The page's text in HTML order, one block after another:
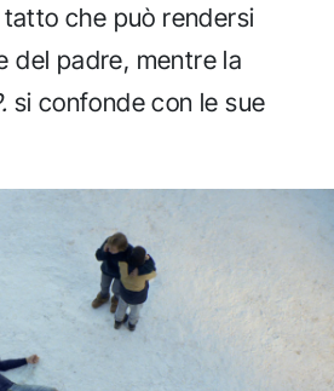
che può rendersi
del padre, mentre la
si confonde con le sue